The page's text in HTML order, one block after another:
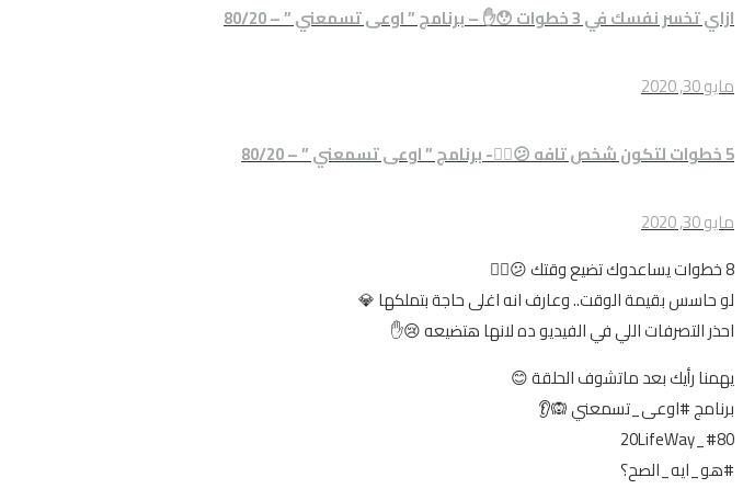
ازاي تخسر نفسك في 3 خطوات 😯✋ – برنامج ” اوعى تسمعني ” – 80/20
مايو 30, 2020
5 خطوات لتكون شخص تافه 😕🤦‍♂️- برنامج ” اوعى تسمعني ” – 80/20
مايو 30, 2020
8 خطوات يساعدوك تضيع وقتك 😕🤷‍♂️
لو حاسس بقيمة الوقت.. وعارف انه اغلى حاجة بتملكها 💎
احذر التصرفات اللي في الفيديو ده لانها هتضيعه 😢✋
يهمنا رأيك بعد ماتشوف الحلقة 😊
برنامج #اوعى_تسمعني 🙉👂
#80_20LifeWay
#هو_ايه_الصح؟